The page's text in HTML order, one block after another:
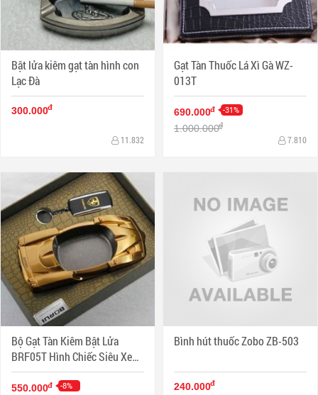
Bật lửa kiêm gạt tàn hình con
Lạc Đà
300.000đ
11.832
Gạt Tàn Thuốc Lá Xì Gà WZ-
013T
690.000đ -31%
1.000.000đ
7.810
Bộ Gạt Tàn Kiêm Bật Lửa
BRF05T Hình Chiếc Siêu Xe
Sáng Tạo
550.000đ -8%
Bình hút thuốc Zobo ZB-503
240.000đ